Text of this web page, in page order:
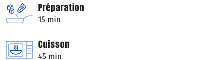
Préparation
15 min
Cuisson
45 min